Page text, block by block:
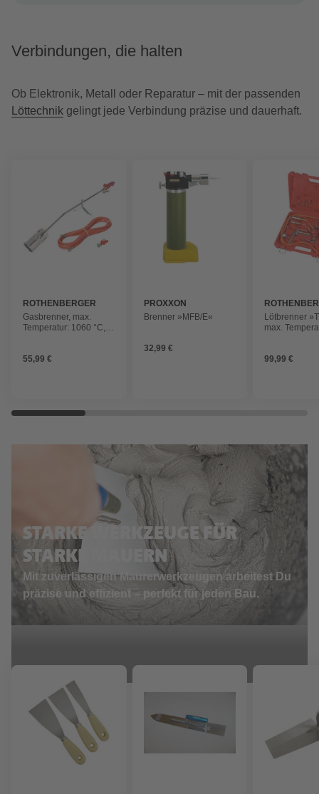
Verbindungen, die halten
Ob Elektronik, Metall oder Reparatur – mit der passenden
Löttechnik gelingt jede Verbindung präzise und dauerhaft.
ROTHENBERGER
INDUSTRIAL
Gasbrenner, max.
Temperatur: 1060 °C,
55,99 €
PROXXON
Brenner »MFB/E«
32,99 €
INDUSTRIAL
Lötbrenner
max.
99,99 €
STARKE WERKZEUGE FÜR
STARKE MAUERN
Mit zuverlässigen Maurerwerkzeugen arbeitest Du
präzise und effizient – perfekt für jeden Bau.